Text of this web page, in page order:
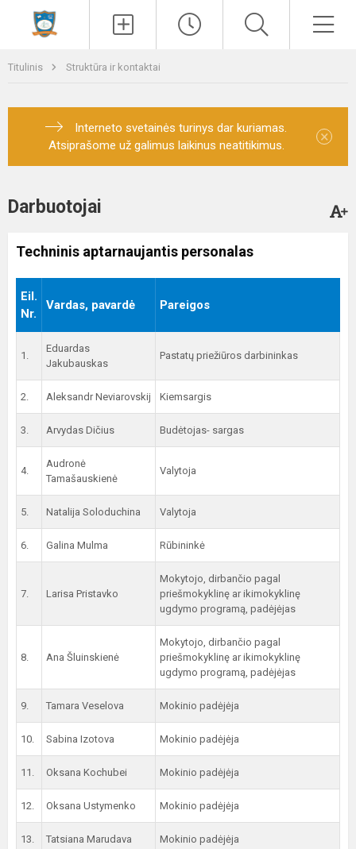
Titulinis Struktūra ir kontaktai
Interneto svetainės turinys dar kuriamas.
Atsiprašome už galimus laikinus neatitikimus.
×
Darbuotojai
Techninis aptarnaujantis personalas
Eil.
Nr.
Vardas, pavardė Pareigos
1.
Eduardas
Jakubauskas
Pastatų priežiūros darbininkas
2. Aleksandr Neviarovskij Kiemsargis
3. Arvydas Dičius Budėtojas- sargas
4.
Audronė
Tamašauskienė
Valytoja
5. Natalija Soloduchina Valytoja
6. Galina Mulma Rūbininkė
7. Larisa Pristavko
Mokytojo, dirbančio pagal
priešmokyklinę ar ikimokyklinę
ugdymo programą, padėjėjas
8. Ana Šluinskienė
Mokytojo, dirbančio pagal
priešmokyklinę ar ikimokyklinę
ugdymo programą, padėjėjas
9. Tamara Veselova Mokinio padėjėja
10. Sabina Izotova Mokinio padėjėja
11. Oksana Kochubei Mokinio padėjėja
12. Oksana Ustymenko Mokinio padėjėja
13. Tatsiana Marudava Mokinio padėjėja